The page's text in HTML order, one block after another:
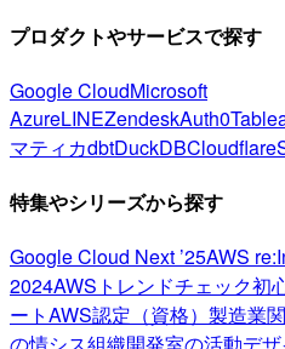
プロダクトやサービスで探す
Google CloudMicrosoft
AzureLINEZendeskAuth0
マティカdbtDuckDBCloudflare
特集やシリーズから探す
Google Cloud Next ’25AWS
2024AWSトレンドチェック初
ートAWS認定（資格） 製造業